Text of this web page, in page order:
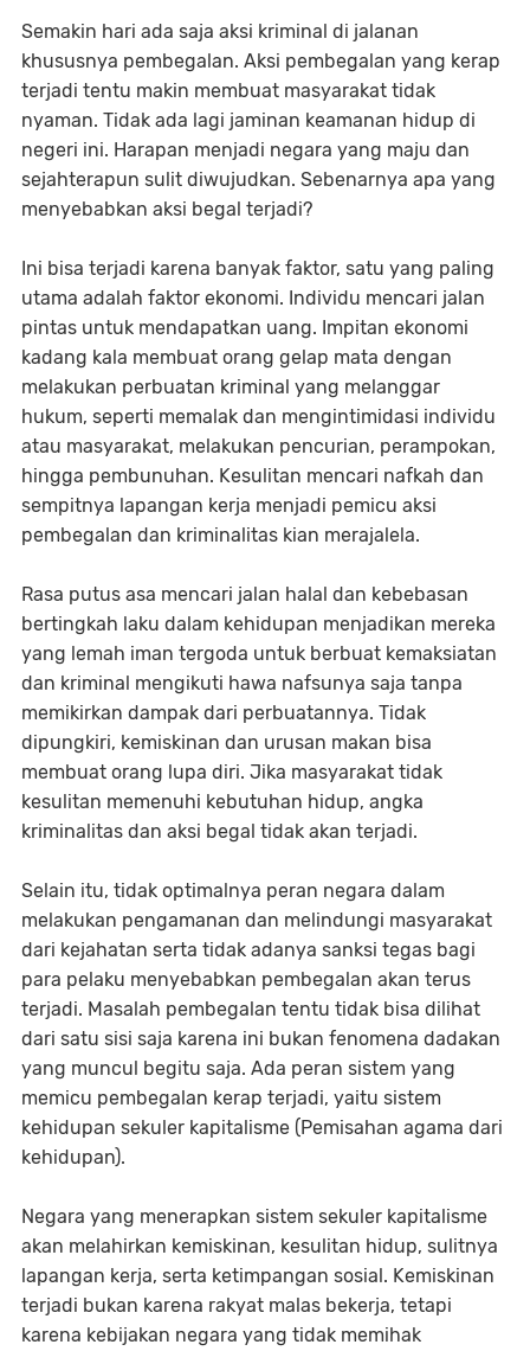
Semakin hari ada saja aksi kriminal di jalanan
khususnya pembegalan. Aksi pembegalan yang kerap
terjadi tentu makin membuat masyarakat tidak
nyaman. Tidak ada lagi jaminan keamanan hidup di
negeri ini. Harapan menjadi negara yang maju dan
sejahterapun sulit diwujudkan. Sebenarnya apa yang
menyebabkan aksi begal terjadi?
Ini bisa terjadi karena banyak faktor, satu yang paling
utama adalah faktor ekonomi. Individu mencari jalan
pintas untuk mendapatkan uang. Impitan ekonomi
kadang kala membuat orang gelap mata dengan
melakukan perbuatan kriminal yang melanggar
hukum, seperti memalak dan mengintimidasi individu
atau masyarakat, melakukan pencurian, perampokan,
hingga pembunuhan. Kesulitan mencari nafkah dan
sempitnya lapangan kerja menjadi pemicu aksi
pembegalan dan kriminalitas kian merajalela.
Rasa putus asa mencari jalan halal dan kebebasan
bertingkah laku dalam kehidupan menjadikan mereka
yang lemah iman tergoda untuk berbuat kemaksiatan
dan kriminal mengikuti hawa nafsunya saja tanpa
memikirkan dampak dari perbuatannya. Tidak
dipungkiri, kemiskinan dan urusan makan bisa
membuat orang lupa diri. Jika masyarakat tidak
kesulitan memenuhi kebutuhan hidup, angka
kriminalitas dan aksi begal tidak akan terjadi.
Selain itu, tidak optimalnya peran negara dalam
melakukan pengamanan dan melindungi masyarakat
dari kejahatan serta tidak adanya sanksi tegas bagi
para pelaku menyebabkan pembegalan akan terus
terjadi. Masalah pembegalan tentu tidak bisa dilihat
dari satu sisi saja karena ini bukan fenomena dadakan
yang muncul begitu saja. Ada peran sistem yang
memicu pembegalan kerap terjadi, yaitu sistem
kehidupan sekuler kapitalisme (Pemisahan agama dari
kehidupan).
Negara yang menerapkan sistem sekuler kapitalisme
akan melahirkan kemiskinan, kesulitan hidup, sulitnya
lapangan kerja, serta ketimpangan sosial. Kemiskinan
terjadi bukan karena rakyat malas bekerja, tetapi
karena kebijakan negara yang tidak memihak